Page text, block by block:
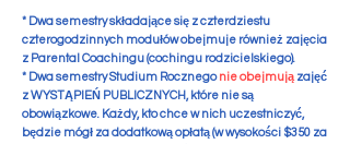
* Dwa semestry składające się z czterdziestu
czterogodzinnych modułów obejmuje również zajęcia
z Parental Coachingu (cochingu rodzicielskiego).
* Dwa semestry Studium Rocznegonie obejmują zajęć
z WYSTĄPIEŃ PUBLICZNYCH, które nie są
obowiązkowe. Każdy, kto chce w nich uczestniczyć,
będzie mógł za dodatkową opłatą (w wysokości $350 za